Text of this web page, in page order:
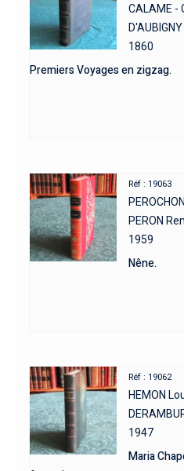
CALAME -
D'AUBIGNY
1860
Premiers Voyages en zigzag.
Réf : 19063
PERON
1959
Nêne.
Réf : 19062
HEMON
1947
Maria